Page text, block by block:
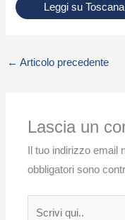
Leggi su
← Articolo precedente
Lascia un
Il tuo indirizzo email
obbligatori sono